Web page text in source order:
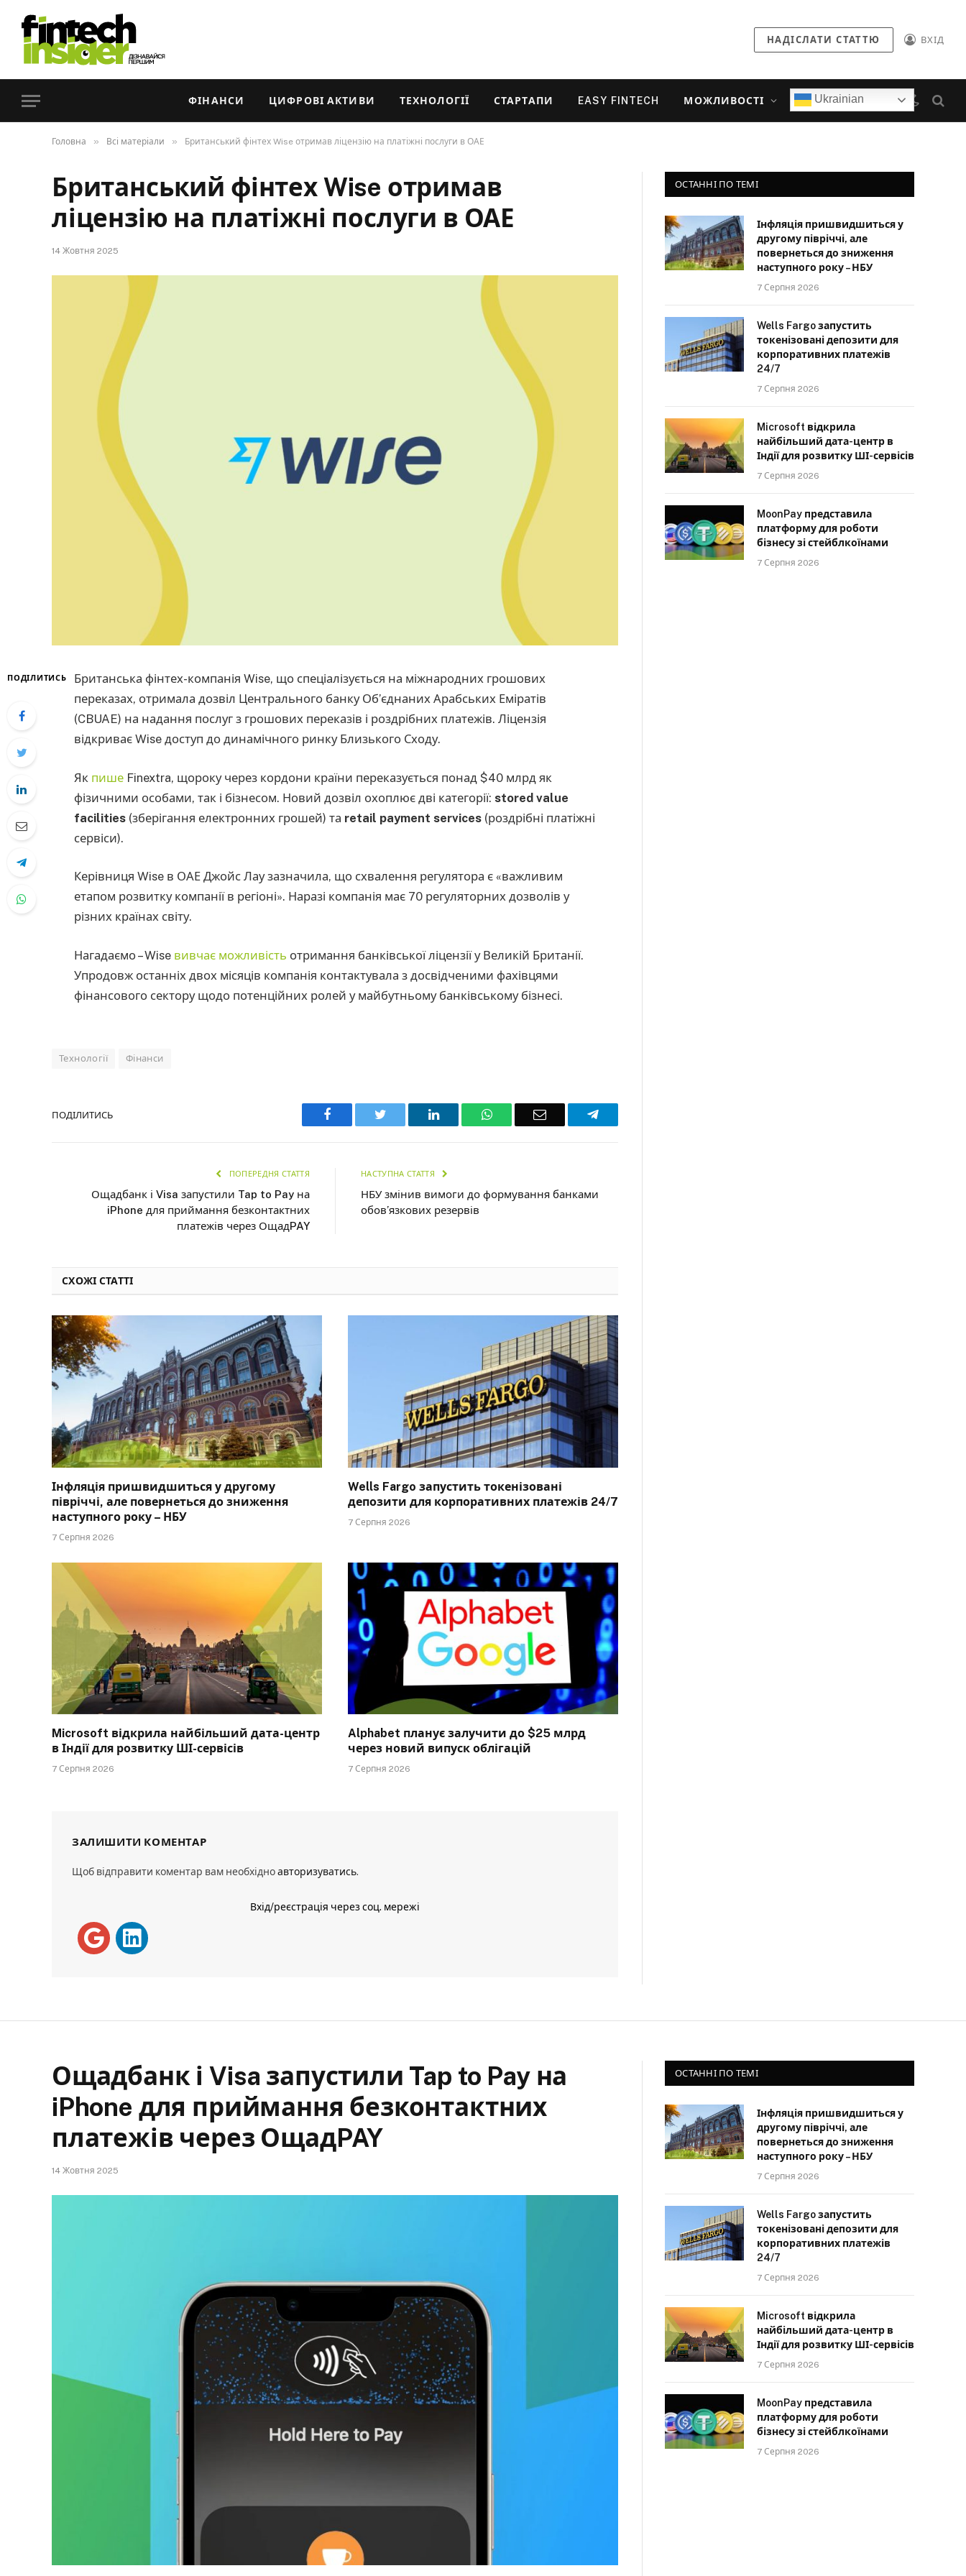
НАДІСЛАТИ СТАТТЮ ВХІД
ФІНАНСИ ЦИФРОВІ АКТИВИ ТЕХНОЛОГІЇ СТАРТАПИ EASY FINTECH МОЖЛИВОСТІ Ukrainian
Головна » Всі матеріали » Британський фінтех Wise отримав ліцензію на платіжні послуги в ОАЕ
Британський фінтех Wise отримав
ліцензію на платіжні послуги в ОАЕ
14 Жовтня 2025
ПОДІЛИТИСЬ
Британська фінтех-компанія Wise, що спеціалізується на міжнародних грошових
переказах, отримала дозвіл Центрального банку Об’єднаних Арабських Еміратів
(CBUAE) на надання послуг з грошових переказів і роздрібних платежів. Ліцензія
відкриває Wise доступ до динамічного ринку Близького Сходу.
Як пише Finextra, щороку через кордони країни переказується понад $40 млрд як
фізичними особами, так і бізнесом. Новий дозвіл охоплює дві категорії: stored value
facilities (зберігання електронних грошей) та retail payment services (роздрібні платіжні
сервіси).
Керівниця Wise в ОАЕ Джойс Лау зазначила, що схвалення регулятора є «важливим
етапом розвитку компанії в регіоні». Наразі компанія має 70 регуляторних дозволів у
різних країнах світу.
Нагадаємо – Wise вивчає можливість отримання банківської ліцензії у Великій Британії.
Упродовж останніх двох місяців компанія контактувала з досвідченими фахівцями
фінансового сектору щодо потенційних ролей у майбутньому банківському бізнесі.
Технології Фінанси
ПОДІЛИТИСЬ Facebook Twitter LinkedIn WhatsAppEmail Telegram
ПОПЕРЕДНЯ СТАТТЯ
Ощадбанк і Visa запустили Tap to Pay на
iPhone для приймання безконтактних
платежів через ОщадPAY
НАСТУПНА СТАТТЯ
НБУ змінив вимоги до формування банками
обов’язкових резервів
СХОЖІ СТАТТІ
Інфляція пришвидшиться у другому
півріччі, але повернеться до зниження
наступного року – НБУ
7 Серпня 2026
Wells Fargo запустить токенізовані
депозити для корпоративних платежів 24/7
7 Серпня 2026
Microsoft відкрила найбільший дата-центр
в Індії для розвитку ШІ-сервісів
7 Серпня 2026
Alphabet планує залучити до $25 млрд
через новий випуск облігацій
7 Серпня 2026
ЗАЛИШИТИ КОМЕНТАР
Щоб відправити коментар вам необхідноавторизуватись.
Вхід/реєстрація через соц. мережі
ОСТАННІ ПО ТЕМІ
Інфляція пришвидшиться у
другому півріччі, але
повернеться до зниження
наступного року – НБУ
7 Серпня 2026
Wells Fargo запустить
токенізовані депозити для
корпоративних платежів
24/7
7 Серпня 2026
Microsoft відкрила
найбільший дата-центр в
Індії для розвитку ШІ-сервісів
7 Серпня 2026
MoonPay представила
платформу для роботи
бізнесу зі стейблкоїнами
7 Серпня 2026
Ощадбанк і Visa запустили Tap to Pay на
iPhone для приймання безконтактних
платежів через ОщадPAY
14 Жовтня 2025
ОСТАННІ ПО ТЕМІ
Інфляція пришвидшиться у
другому півріччі, але
повернеться до зниження
наступного року – НБУ
7 Серпня 2026
Wells Fargo запустить
токенізовані депозити для
корпоративних платежів
24/7
7 Серпня 2026
Microsoft відкрила
найбільший дата-центр в
Індії для розвитку ШІ-сервісів
7 Серпня 2026
MoonPay представила
платформу для роботи
бізнесу зі стейблкоїнами
7 Серпня 2026